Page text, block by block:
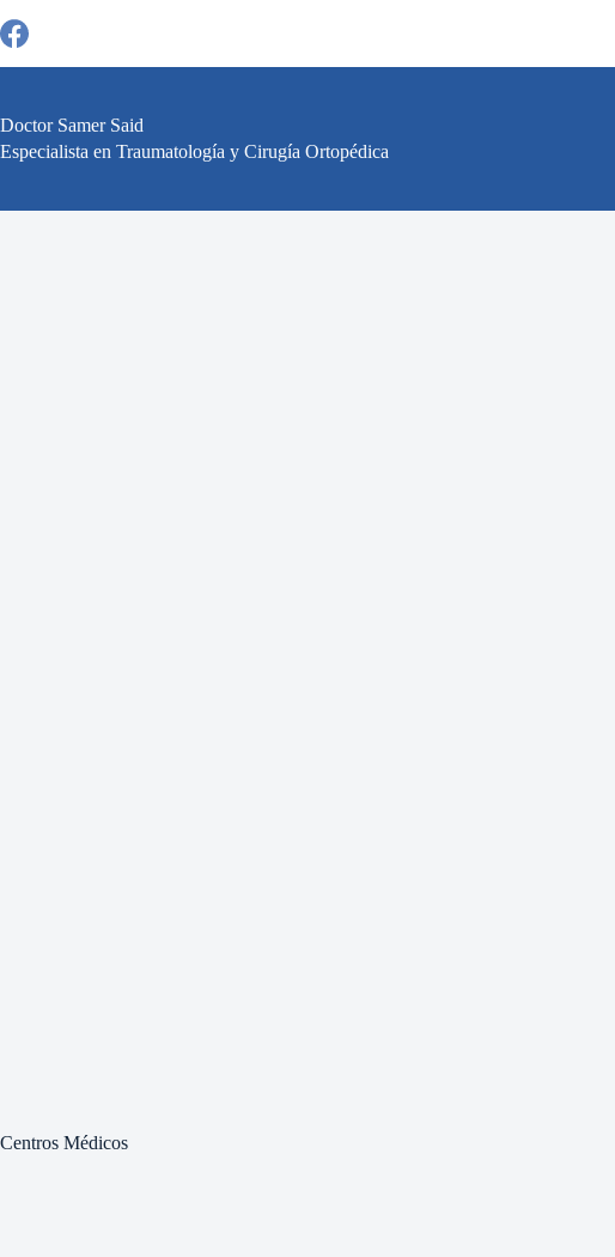
al
contenido
Doctor Samer Said
Especialista en Traumatología y Cirugía Ortopédica
Centros Médicos